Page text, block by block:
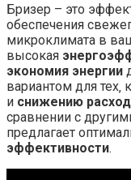
Бризер – это
обеспечения
микроклимата в
высокая
экономия энергии
вариантом для тех‚
и снижению
сравнении с
предлагает
эффективности.